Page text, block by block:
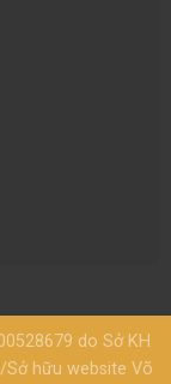
do Sở KH
hữu website Võ